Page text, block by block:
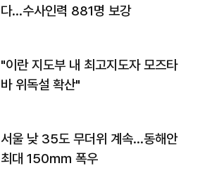
다…수사인력 881명 보강
"이란 지도부 내 최고지도자 모즈타
바 위독설 확산"
서울 낮 35도 무더위 계속…동해안
최대 150㎜ 폭우